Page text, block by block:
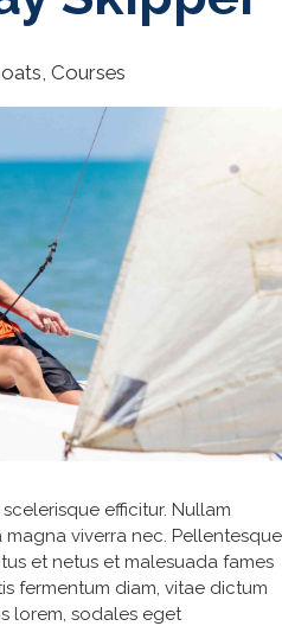
, Courses
efficitur. Nullam
viverra nec. Pellentesque
et netus et malesuada fames
fermentum diam, vitae dictum
lorem, sodales eget